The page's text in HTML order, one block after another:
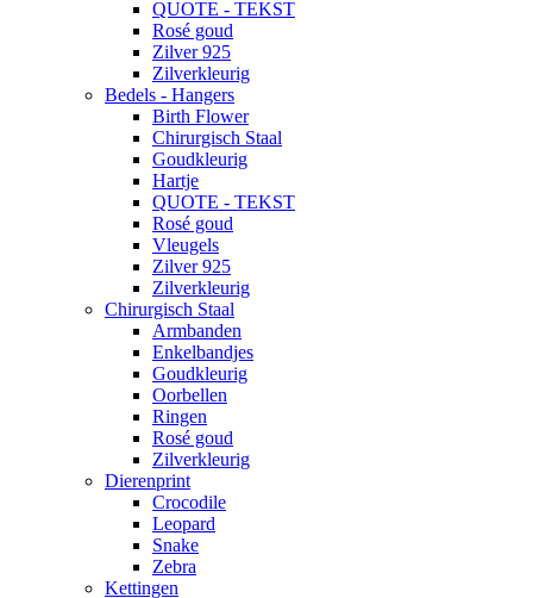
QUOTE - TEKST
Rosé goud
Zilver 925
Zilverkleurig
Bedels - Hangers
Birth Flower
Chirurgisch Staal
Goudkleurig
Hartje
QUOTE - TEKST
Rosé goud
Vleugels
Zilver 925
Zilverkleurig
Chirurgisch Staal
Armbanden
Enkelbandjes
Goudkleurig
Oorbellen
Ringen
Rosé goud
Zilverkleurig
Dierenprint
Crocodile
Leopard
Snake
Zebra
Kettingen